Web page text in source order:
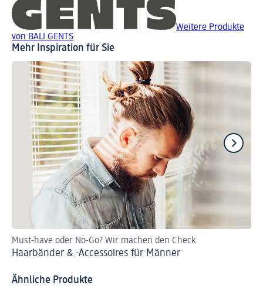
Weitere Produkte
von BALI GENTS
Mehr Inspiration für Sie
Must-have oder No-Go? Wir machen den Check.
Haarbänder & -Accessoires für Männer
Ähnliche Produkte